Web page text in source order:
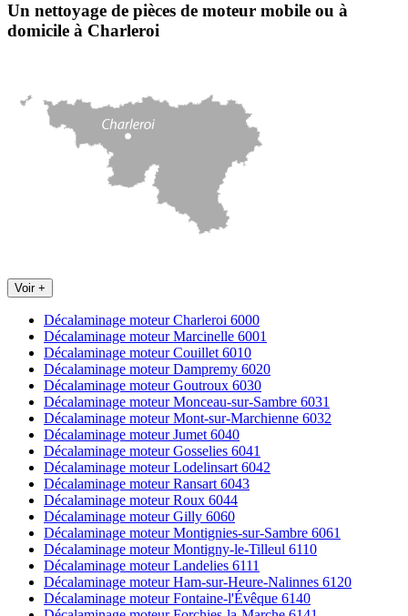
Un nettoyage de pièces de moteur mobile ou à
domicile à Charleroi
Voir +
Décalaminage moteur Charleroi 6000
Décalaminage moteur Marcinelle 6001
Décalaminage moteur Couillet 6010
Décalaminage moteur Dampremy 6020
Décalaminage moteur Goutroux 6030
Décalaminage moteur Monceau-sur-Sambre 6031
Décalaminage moteur Mont-sur-Marchienne 6032
Décalaminage moteur Jumet 6040
Décalaminage moteur Gosselies 6041
Décalaminage moteur Lodelinsart 6042
Décalaminage moteur Ransart 6043
Décalaminage moteur Roux 6044
Décalaminage moteur Gilly 6060
Décalaminage moteur Montignies-sur-Sambre 6061
Décalaminage moteur Montigny-le-Tilleul 6110
Décalaminage moteur Landelies 6111
Décalaminage moteur Ham-sur-Heure-Nalinnes 6120
Décalaminage moteur Fontaine-l'Évêque 6140